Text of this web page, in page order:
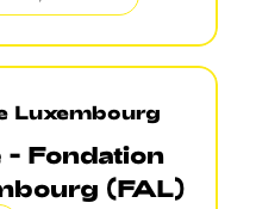
Luxembourg
- Fondation
(FAL)